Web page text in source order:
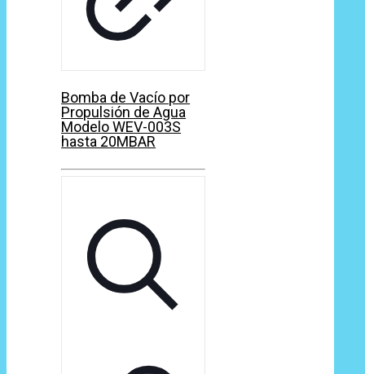
Bomba de Vacío por
Propulsión de Agua
Modelo WEV-003S
hasta 20MBAR